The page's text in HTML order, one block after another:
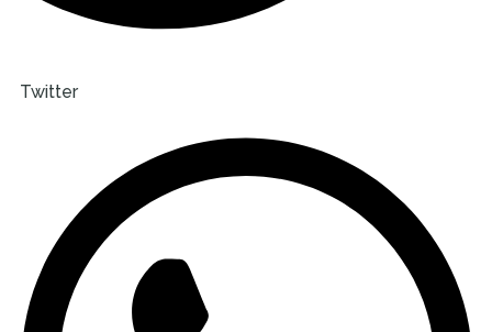
Twitter